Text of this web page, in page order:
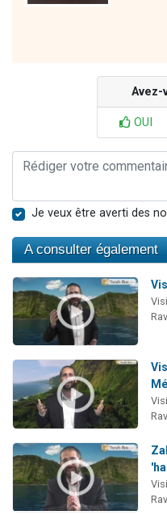
Avez-
OUI
Je veux être averti des
A consulter également